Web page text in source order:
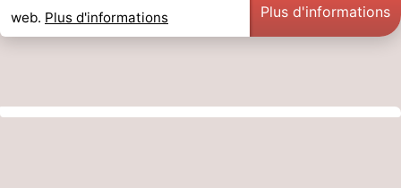
web. Plus d'informations Plus d'informations